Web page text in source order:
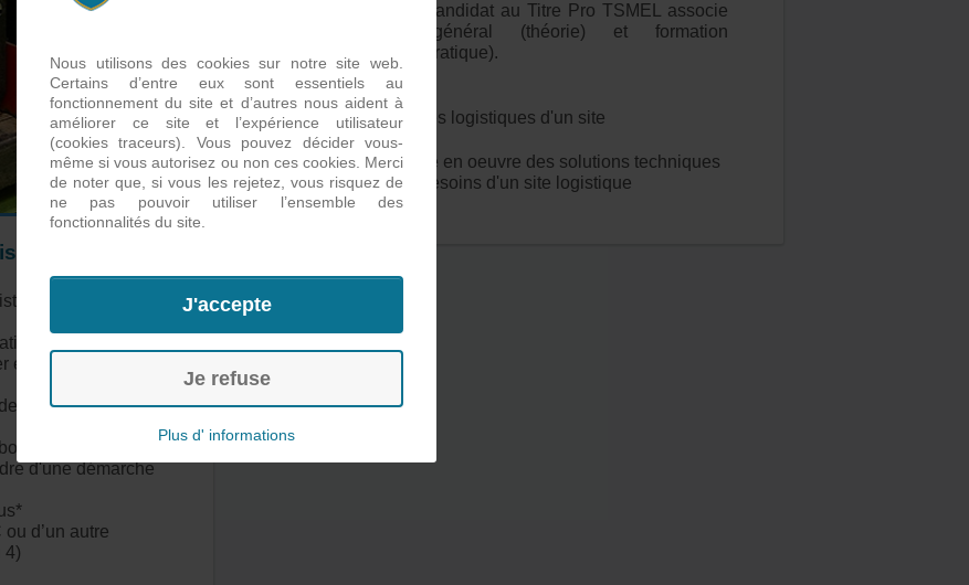
et son
d'expression
et argumenter
décisions,
et
d'une démarche
d’un autre
4)
La formation du candidat au Titre Pro TSMEL associe
enseignement général (théorie) et formation
professionnelle (pratique).
Modules abordés:
-Piloter les activités logistiques d'un site
-Elaborer et mettre en oeuvre des solutions techniques
en réponse aux besoins d'un site logistique
Nous utilisons des cookies sur notre site web.
Certains d’entre eux sont essentiels au
fonctionnement du site et d’autres nous aident à
améliorer ce site et l’expérience utilisateur
(cookies traceurs). Vous pouvez décider vous-
même si vous autorisez ou non ces cookies. Merci
de noter que, si vous les rejetez, vous risquez de
ne pas pouvoir utiliser l’ensemble des
fonctionnalités du site.
J'accepte
Je refuse
Plus d' informations